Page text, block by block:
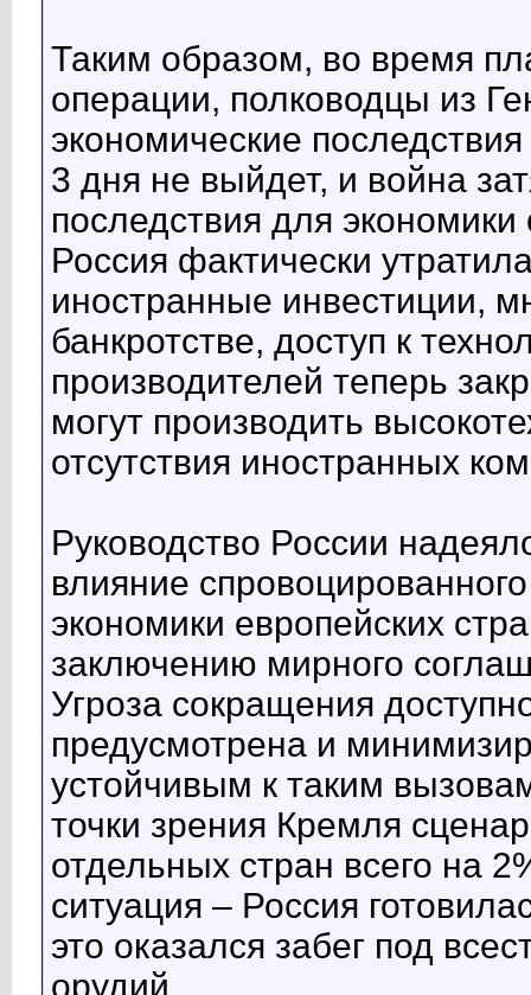
Таким образом, во время
операции, полководцы из
экономические
3 дня не выйдет, и война
последствия для
Россия фактически
иностранные инвестиции,
банкротстве, доступ к
производителей теперь
могут производить
отсутствия иностранных
Руководство России
влияние
экономики европейских
заключению мирного
Угроза сокращения
предусмотрена и
устойчивым к таким
точки зрения Кремля
отдельных стран всего на
ситуация – Россия
это оказался забег под
орудий.